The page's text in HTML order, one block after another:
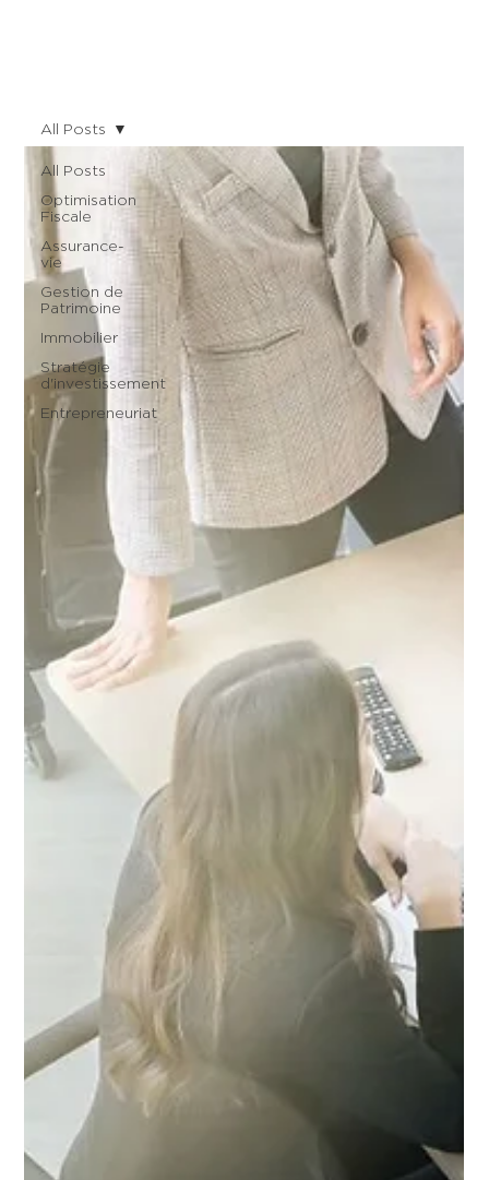
All Posts
Optimisation
Fiscale
Assurance-
vie
Gestion de
Patrimoine
Immobilier
Stratégie
d'investissement
Entrepreneuriat
All Posts